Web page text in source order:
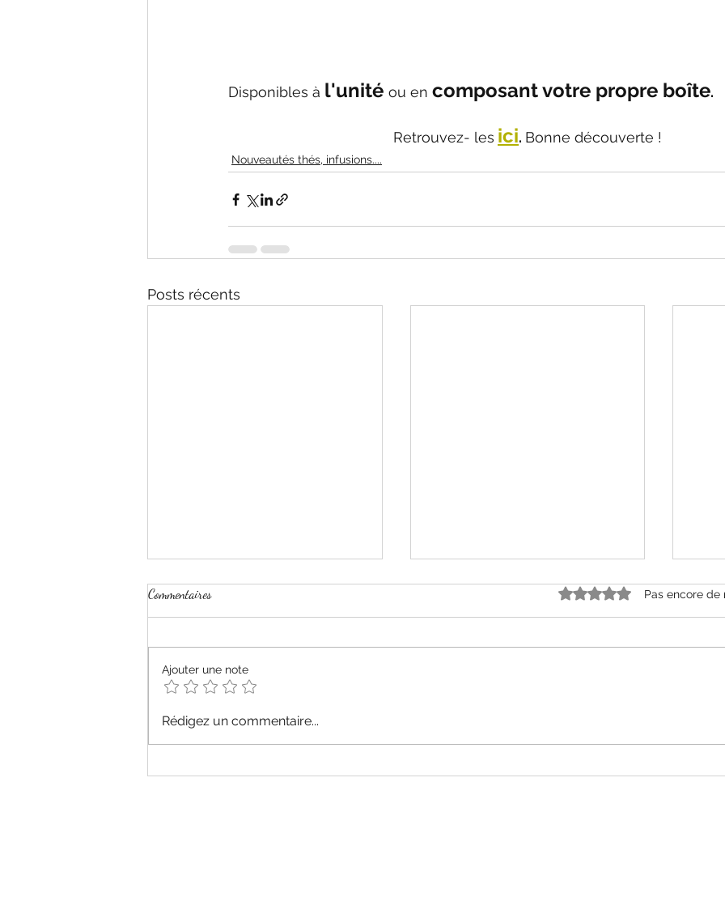
Disponibles à l'unité ou en composant votre propre boîte.
Retrouvez- les ici. Bonne découverte !
Nouveautés thés, infusions....
Posts récents
Nouveauté (extra) à venir ! Les
Commentaires Noté 0 étoile sur 5.
Pas encore de
Ajouter une note
Rédigez un commentaire...